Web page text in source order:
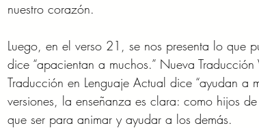
nuestro corazón.
Luego, en el verso 21, se nos presenta lo que
dice “apacientan a muchos.” Nueva
Traducción en Lenguaje Actual dice “ayudan
versiones, la enseñanza es clara: como hijos
que ser para animar y ayudar a los demás.